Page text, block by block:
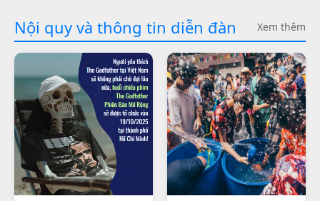
Nội quy và thông tin diễn đàn Xem thêm